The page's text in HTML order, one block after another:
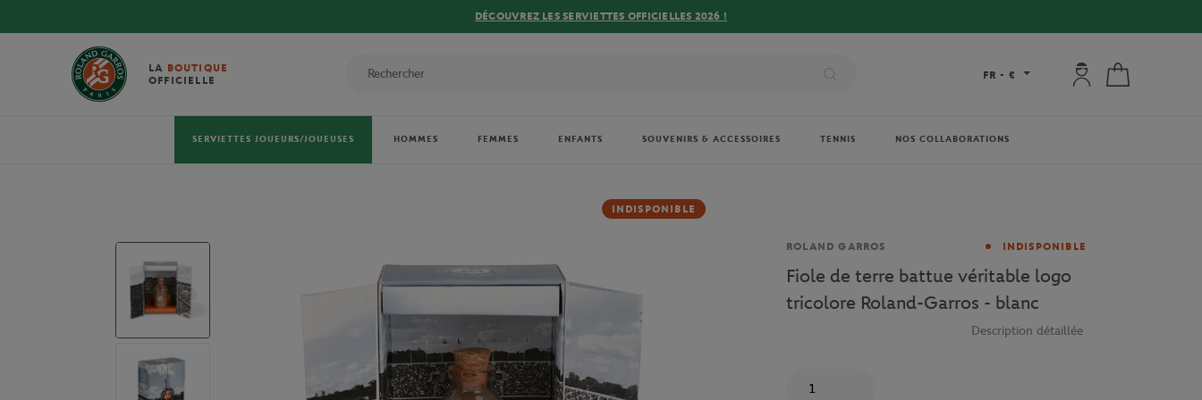
DÉCOUVREZ LES SERVIETTES OFFICIELLES 2026 !
LA BOUTIQUE
OFFICIELLE
FR - € Mon compte : se
SERVIETTES JOUEURS/JOUEUSES HOMMES FEMMES ENFANTS SOUVENIRS & ACCESSOIRES TENNIS NOS COLLABORATIONS
INDISPONIBLE
Marque
ROLAND GARROS INDISPONIBLE
Fiole de terre battue véritable logo
tricolore Roland-Garros - blanc
Description détaillée